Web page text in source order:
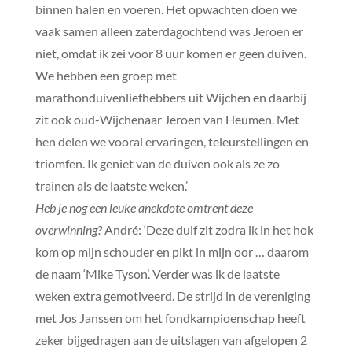
binnen halen en voeren. Het opwachten doen we
vaak samen alleen zaterdagochtend was Jeroen er
niet, omdat ik zei voor 8 uur komen er geen duiven.
We hebben een groep met
marathonduivenliefhebbers uit Wijchen en daarbij
zit ook oud-Wijchenaar Jeroen van Heumen. Met
hen delen we vooral ervaringen, teleurstellingen en
triomfen. Ik geniet van de duiven ook als ze zo
trainen als de laatste weken.’
Heb je nog een leuke anekdote omtrent deze
overwinning?André: ‘Deze duif zit zodra ik in het hok
kom op mijn schouder en pikt in mijn oor … daarom
de naam ‘Mike Tyson’. Verder was ik de laatste
weken extra gemotiveerd. De strijd in de vereniging
met Jos Janssen om het fondkampioenschap heeft
zeker bijgedragen aan de uitslagen van afgelopen 2